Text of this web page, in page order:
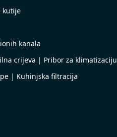
kutije
kanala
crijeva | Pribor za klimatizaciju
| Kuhinjska filtracija